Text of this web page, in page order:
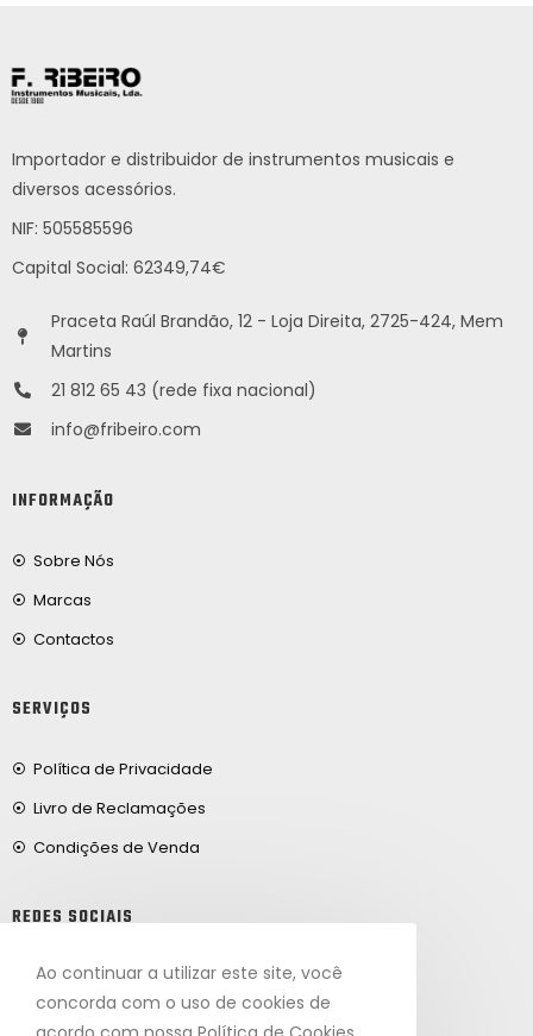
Importador e distribuidor de instrumentos musicais e
diversos acessórios.
NIF: 505585596
Capital Social: 62349,74€
Praceta Raúl Brandão, 12 - Loja Direita, 2725-424, Mem
Martins
21 812 65 43 (rede fixa nacional)
info@fribeiro.com
INFORMAÇÃO
Sobre Nós
Marcas
Contactos
SERVIÇOS
Política de Privacidade
Livro de Reclamações
Condições de Venda
REDES SOCIAIS
Facebook
Ao continuar a utilizar este site, você
concorda com o uso de cookies de